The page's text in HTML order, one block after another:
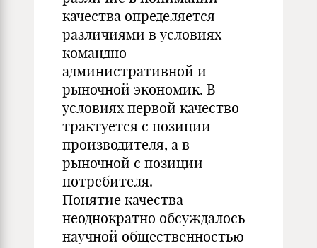
качества определяется
различиями в условиях
командно-
административной и
рыночной экономик. В
условиях первой качество
трактуется с позиции
производителя, а в
рыночной с позиции
потребителя.
Понятие качества
неоднократно обсуждалось
научной общественностью